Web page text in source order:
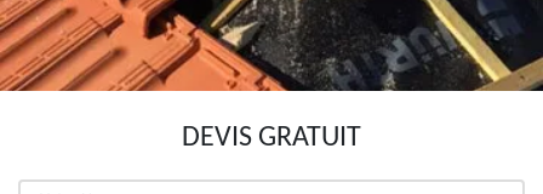
DEVIS GRATUIT